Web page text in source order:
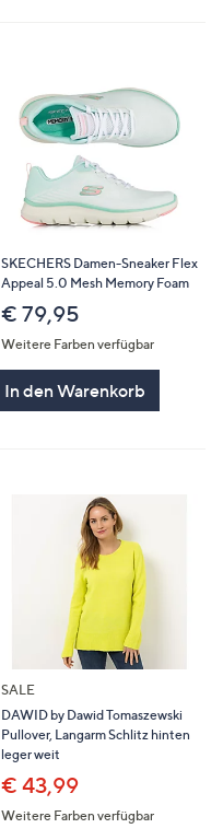
SKECHERS Damen-Sneaker Flex
Appeal 5.0 Mesh Memory Foam
€ 79,95
Weitere Farben verfügbar
In den Warenkorb
SALE
DAWID by Dawid Tomaszewski
Pullover, Langarm Schlitz hinten
leger weit
€ 43,99
Weitere Farben verfügbar